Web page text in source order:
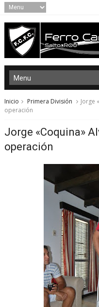
Inicio Primera División
Jorge
operación
Jorge «Coquina»
operación